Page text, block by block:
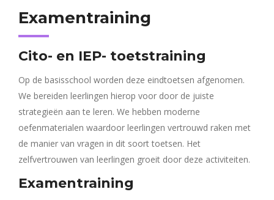
Examentraining
Cito- en IEP- toetstraining
Op de basisschool worden deze eindtoetsen afgenomen.
We bereiden leerlingen hierop voor door de juiste
strategieën aan te leren. We hebben moderne
oefenmaterialen waardoor leerlingen vertrouwd raken met
de manier van vragen in dit soort toetsen. Het
zelfvertrouwen van leerlingen groeit door deze activiteiten.
Examentraining